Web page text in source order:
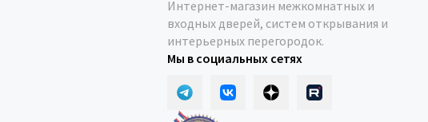
Интернет-магазин межкомнатных и
входных дверей, систем открывания и
интерьерных перегородок.
Мы в социальных сетях